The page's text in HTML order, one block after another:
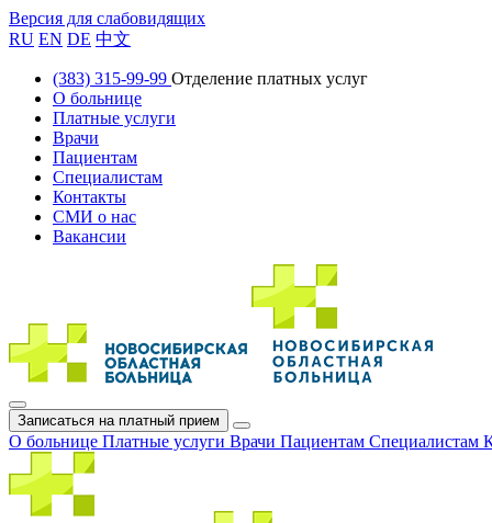
Версия для слабовидящих
RU EN DE 中文
(383) 315-99-99 Отделение платных услуг
О больнице
Платные услуги
Врачи
Пациентам
Специалистам
Контакты
СМИ о нас
Вакансии
Записаться на платный прием
О больнице Платные услуги Врачи Пациентам Специалистам